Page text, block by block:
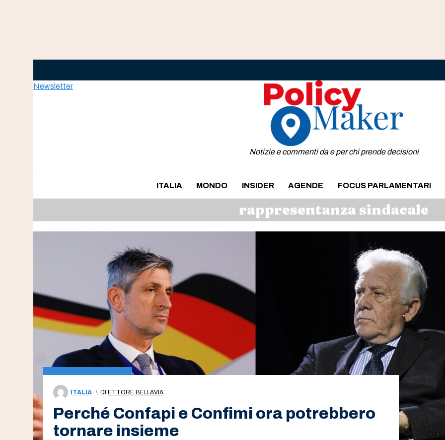
Newsletter
Notizie e commenti da e per chi prende decisioni
ITALIA MONDO INSIDER AGENDE FOCUS PARLAMENTARI
rappresentanza sindacale
ITALIA \ DI ETTORE BELLAVIA
Perché Confapi e Confimi ora potrebbero
tornare insieme